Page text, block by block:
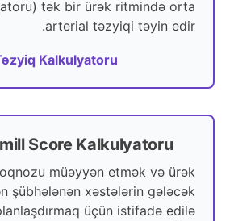
tək bir ürək ritmində orta
arterial təzyiqi təyin edir.
Kalkulyatoru
Score Kalkulyatoru
müəyyən etmək və ürək
şübhələnən xəstələrin gələcək
üçün istifadə edilə